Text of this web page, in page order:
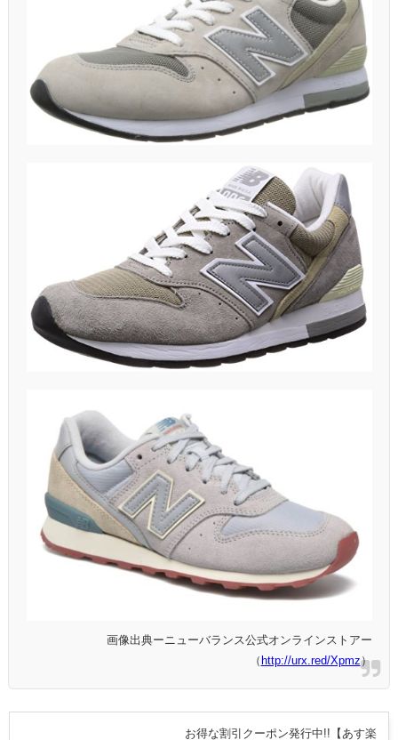
画像出典ーニューバランス公式オンラインストアー
（ http://urx.red/Xpmz）
お得な割引クーポン発行中!!【あす楽